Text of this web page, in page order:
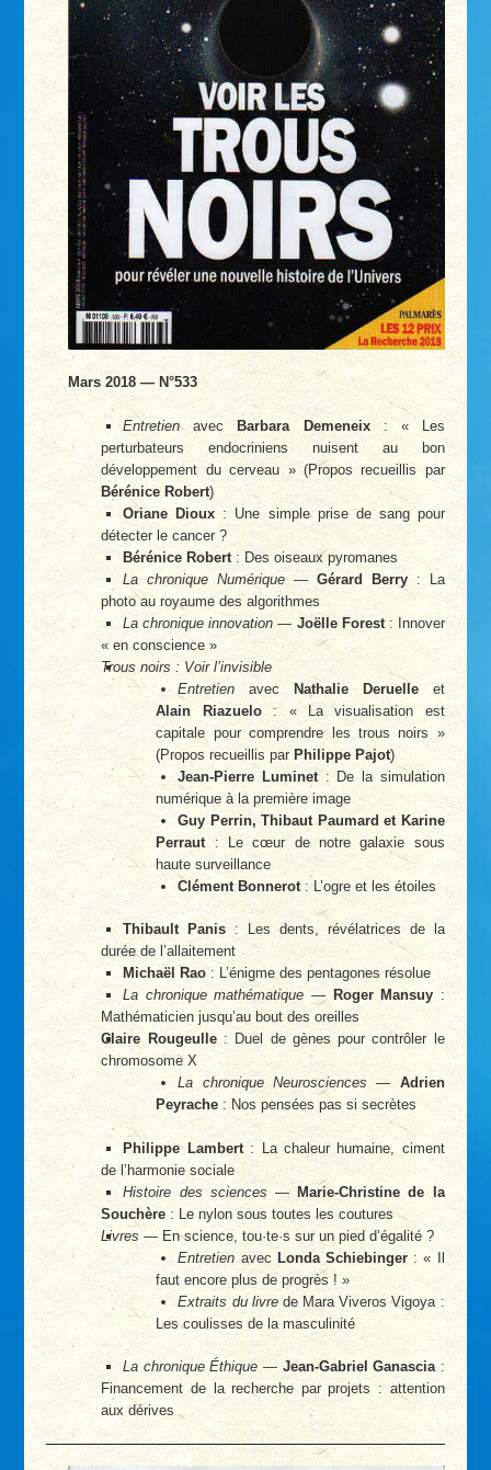
Mars 2018 — N°533
Entretienavec Barbara Demeneix: « Les
perturbateurs endocriniens nuisent au bon
développement du cerveau » (Propos recueillis par
Bérénice Robert)
Oriane Dioux : Une simple prise de sang pour
détecter le cancer ?
Bérénice Robert: Des oiseaux pyromanes
La chronique Numérique — Gérard Berry: La
photo au royaume des algorithmes
La chronique innovation— Joëlle Forest: Innover
« en conscience »
Trous noirs : Voir l’invisible
Entretien avec Nathalie Deruelleet
Alain Riazuelo: « La visualisation est
capitale pour comprendre les trous noirs »
(Propos recueillis par Philippe Pajot)
Jean-Pierre Luminet: De la simulation
numérique à la première image
Guy Perrin, Thibaut Paumard et Karine
Perraut : Le cœur de notre galaxie sous
haute surveillance
Clément Bonnerot: L’ogre et les étoiles
Thibault Panis: Les dents, révélatrices de la
durée de l’allaitement
Michaël Rao : L’énigme des pentagones résolue
La chronique mathématique— Roger Mansuy :
Mathématicien jusqu’au bout des oreilles
Claire Rougeulle: Duel de gènes pour contrôler le
chromosome X
La chronique Neurosciences — Adrien
Peyrache : Nos pensées pas si secrètes
Philippe Lambert: La chaleur humaine, ciment
de l’harmonie sociale
Histoire des sciences— Marie-Christine de la
Souchère : Le nylon sous toutes les coutures
Livres — En science, tou·te·s sur un pied d’égalité ?
EntretienavecLonda Schiebinger: « Il
faut encore plus de progrès ! »
Extraits du livrede Mara Viveros Vigoya :
Les coulisses de la masculinité
La chronique Éthique—Jean-Gabriel Ganascia:
Financement de la recherche par projets : attention
aux dérives